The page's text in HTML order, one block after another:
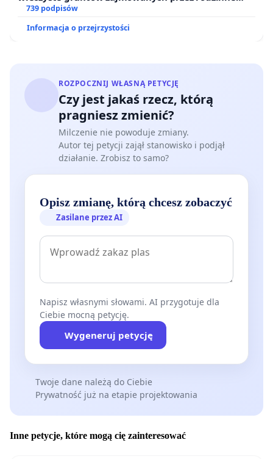
ogrody działkowe.
739 podpisów
Informacja o przejrzystości
ROZPOCZNIJ WŁASNĄ PETYCJĘ
Czy jest jakaś rzecz, którą
pragniesz zmienić?
Milczenie nie powoduje zmiany.
Autor tej petycji zajął stanowisko i podjął
działanie. Zrobisz to samo?
Opisz zmianę, którą chcesz zobaczyć
Zasilane przez AI
Napisz własnymi słowami. AI przygotuje dla
Ciebie mocną petycję.
Wygeneruj petycję
Twoje dane należą do Ciebie
Prywatność już na etapie projektowania
Inne petycje, które mogą cię zainteresować